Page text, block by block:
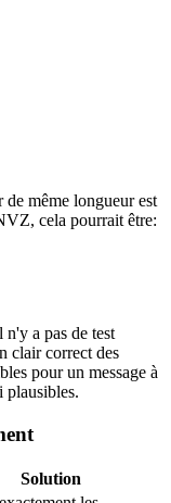
même longueur est
cela pourrait être:
a pas de test
clair correct des
pour un message à
plausibles.
Solution